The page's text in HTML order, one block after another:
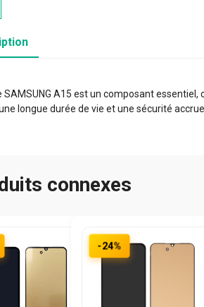
SAMSUNG A15 est un composant
longue durée de vie et une sécurité
connexes
-24%